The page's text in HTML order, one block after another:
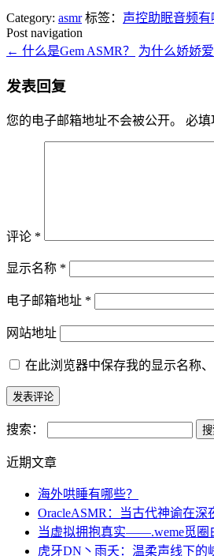
Category: asmr 标签： 声控助眠音频有
Post navigation
← 什么是Gem ASMR？ 为什么娇娇
发表回复
您的电子邮箱地址不会被公开。 必填
评论 *
显示名称 *
电子邮箱地址 *
网站地址
在此浏览器中保存我的显示名称
搜索：
近期文章
海外哄睡有哪些？
OracleASMR：当古代神谕在深
当虚拟拥抱真实——.weme觅圈
虎牙DN丶雨夭：温柔声线下的